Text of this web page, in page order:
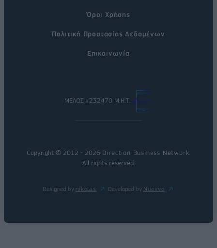
Όροι Χρήσης
Πολιτική Προστασίας Δεδομένων
Επικοινωνία
ΜΕΛΟΣ #232470 Μ.Η.Τ.
Copyright © 2012 - 2026 Direction Business Network.
All rights reserved.
Designed by nikolas Developed by Nuevvo